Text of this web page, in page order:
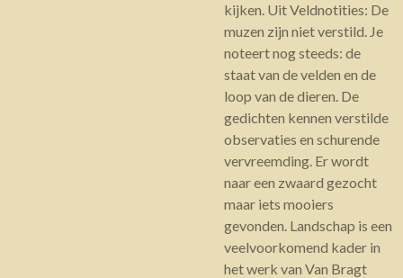
kijken. Uit Veldnotities: De
muzen zijn niet verstild. Je
noteert nog steeds: de
staat van de velden en de
loop van de dieren. De
gedichten kennen verstilde
observaties en schurende
vervreemding. Er wordt
naar een zwaard gezocht
maar iets mooiers
gevonden. Landschap is een
veelvoorkomend kader in
het werk van Van Bragt